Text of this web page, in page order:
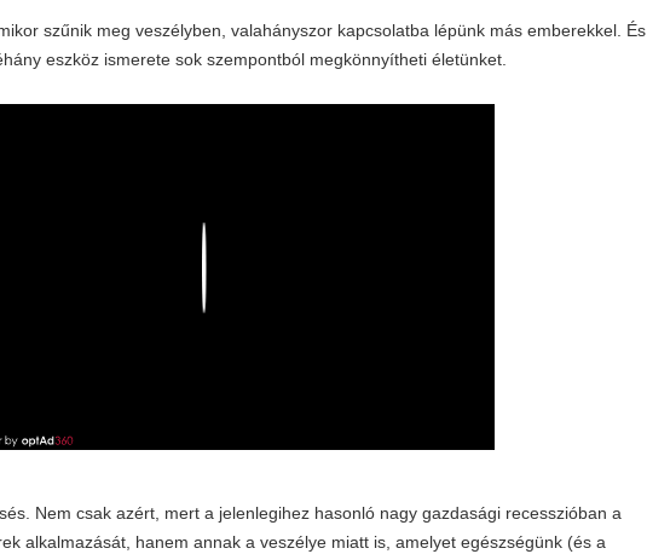
szűnik meg veszélyben, valahányszor kapcsolatba lépünk más emberekkel. És
eszköz ismerete sok szempontból megkönnyítheti életünket.
Nem csak azért, mert a jelenlegihez hasonló nagy gazdasági recesszióban a
alkalmazását, hanem annak a veszélye miatt is, amelyet egészségünk (és a